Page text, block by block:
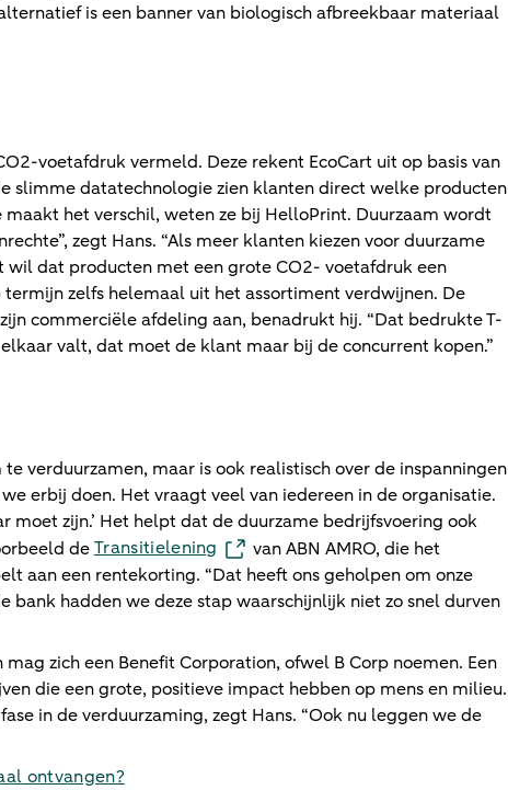
is een banner van biologisch afbreekbaar materiaal
voetafdruk vermeld. Deze rekent EcoCart uit op basis van
slimme datatechnologie zien klanten direct welke producten
het verschil, weten ze bij HelloPrint. Duurzaam wordt
zegt Hans. “Als meer klanten kiezen voor duurzame
dat producten met een grote CO2- voetafdruk een
zelfs helemaal uit het assortiment verdwijnen. De
commerciële afdeling aan, benadrukt hij. “Dat bedrukte T-
valt, dat moet de klant maar bij de concurrent kopen.”
verduurzamen, maar is ook realistisch over de inspanningen
erbij doen. Het vraagt veel van iedereen in de organisatie.
zijn.’ Het helpt dat de duurzame bedrijfsvoering ook
deTransitielening
van ABN AMRO, die het
aan een rentekorting. “Dat heeft ons geholpen om onze
bank hadden we deze stap waarschijnlijk niet zo snel durven
zich een Benefit Corporation, ofwel B Corp noemen. Een
die een grote, positieve impact hebben op mens en milieu.
in de verduurzaming, zegt Hans. “Ook nu leggen we de
ontvangen?